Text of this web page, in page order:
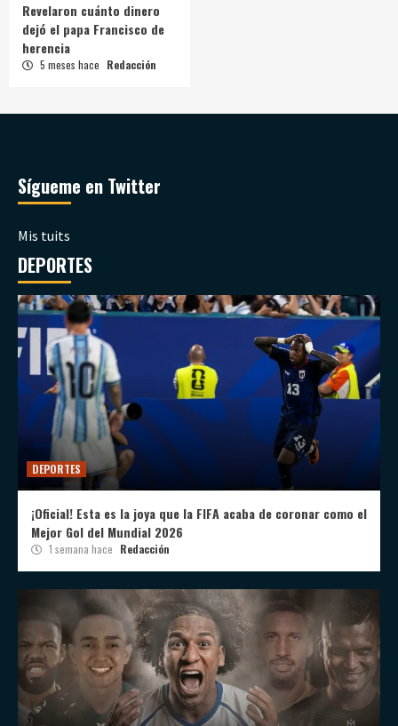
Revelaron cuánto dinero
dejó el papa Francisco de
herencia
5 meses hace Redacción
Sígueme en Twitter
Mis tuits
DEPORTES
DEPORTES
¡Oficial! Esta es la joya que la FIFA acaba de coronar como el
Mejor Gol del Mundial 2026
1 semana hace Redacción